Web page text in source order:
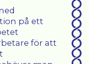
på ett
för att